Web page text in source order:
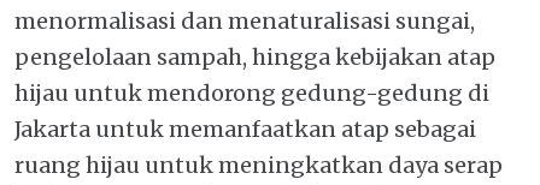
menormalisasi dan menaturalisasi sungai,
pengelolaan sampah, hingga kebijakan atap
hijau untuk mendorong gedung-gedung di
Jakarta untuk memanfaatkan atap sebagai
ruang hijau untuk meningkatkan daya serap